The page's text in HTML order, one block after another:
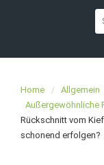
Home Allgemein
Außergewöhnliche
Rückschnitt vom
schonend erfolgen?